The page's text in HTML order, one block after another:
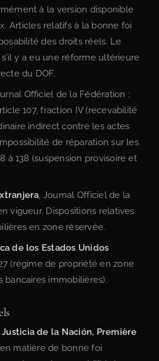
à la version disponible
. Articles relatifs à la bonne foi
des droits réels. Le
y a eu une réforme ultérieure
du DOF.
Officiel de la Fédération ;
107, fraction IV (recevabilité
indirect contre les actes
de réparation sur les
à 138 (suspension provisoire et
, Journal Officiel de la
vigueur. Dispositions relatives
en zone réservée.
de los Estados Unidos
(régime de propriété en zone
bancaires immobilières).
de la Nación, Première
matière de bonne foi